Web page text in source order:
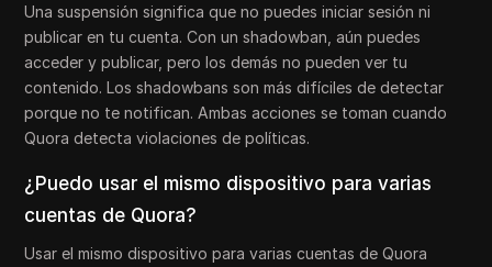
Una suspensión significa que no puedes iniciar sesión ni
publicar en tu cuenta. Con un shadowban, aún puedes
acceder y publicar, pero los demás no pueden ver tu
contenido. Los shadowbans son más difíciles de detectar
porque no te notifican. Ambas acciones se toman cuando
Quora detecta violaciones de políticas.
¿Puedo usar el mismo dispositivo para varias
cuentas de Quora?
Usar el mismo dispositivo para varias cuentas de Quora